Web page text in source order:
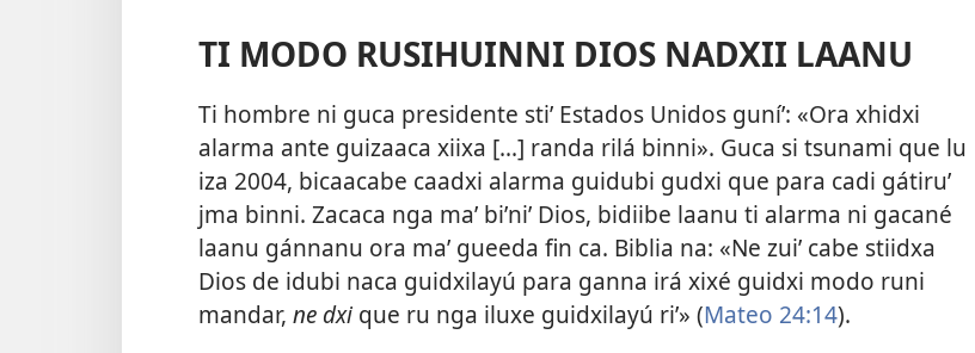
TI MODO RUSIHUINNI DIOS NADXII LAANU
Ti hombre ni guca presidente stiʼ Estados Unidos guníʼ: «Ora xhidxi
alarma ante guizaaca xiixa [...] randa rilá binni». Guca si tsunami que lu
iza 2004, bicaacabe caadxi alarma guidubi gudxi que para cadi gátiruʼ
jma binni. Zacaca nga maʼ biʼniʼ Dios, bidiibe laanu ti alarma ni gacané
laanu gánnanu ora maʼ gueeda fin ca. Biblia na: «Ne zuiʼ cabe stiidxa
Dios de idubi naca guidxilayú para ganna irá xixé guidxi modo runi
mandar, ne dxi que ru nga iluxe guidxilayú riʼ» (Mateo 24:14).